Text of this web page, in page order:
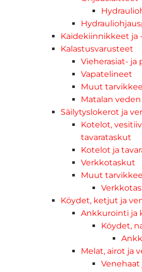
Kaidekiinnikkeet ja
Kalastusvarusteet
Vieherasiat- ja
Vapatelineet
Muut
Matalan
Säilytyslokerot ja
Kotelot,
tavarataskut
Kotelot ja
Verkkotaskut
Muut
Köydet, ketjut ja
Ankkurointi ja
Köydet,
Melat, airot ja